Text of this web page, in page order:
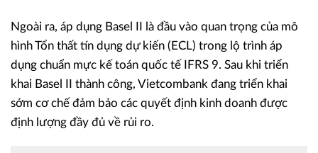
Ngoài ra, áp dụng Basel II là đầu vào quan trọng của mô
hình Tổn thất tín dụng dự kiến (ECL) trong lộ trình áp
dụng chuẩn mực kế toán quốc tế IFRS 9. Sau khi triển
khai Basel II thành công, Vietcombank đang triển khai
sớm cơ chế đảm bảo các quyết định kinh doanh được
định lượng đầy đủ về rủi ro.